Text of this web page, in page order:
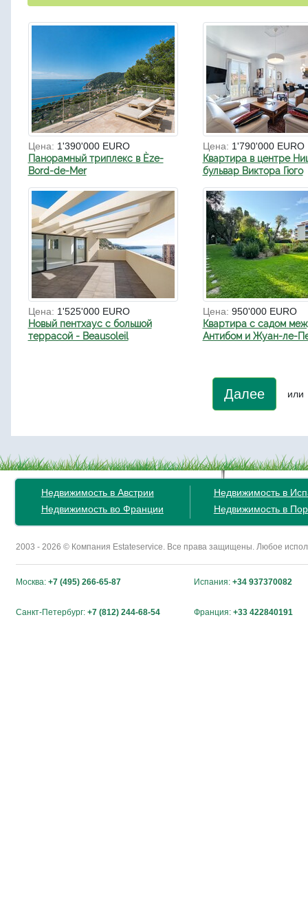
Цена: 1'390'000 EURO
Панорамный триплекс в Èze-
Bord-de-Mer
Цена: 1'790'000 EURO
Квартира в центре
бульвар Виктора Гюго
Цена: 1'525'000 EURO
Новый пентхаус с большой
террасой - Beausoleil
Цена: 950'000 EURO
Квартира с садом
Антибом и Жуан-ле-
Далее или
Недвижимость в Австрии
Недвижимость во Франции
Недвижимость в
Недвижимость в
2003 - 2026 © Компания Estateservice. Все права защищены. Любое
Москва: +7 (495) 266-65-87 Испания: +34 937370082
Санкт-Петербург: +7 (812) 244-68-54 Франция: +33 422840191